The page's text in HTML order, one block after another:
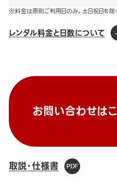
※料金は原則ご利用日のみ。土日祝日を除
レンタル料金と日数について
お問い合わせは
取説・仕様書